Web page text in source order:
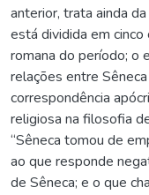
anterior, trata ainda
está dividida em
romana do período; o
relações entre
correspondência
religiosa na filosofia
“Sêneca tomou de
ao que responde
de Sêneca; e o que